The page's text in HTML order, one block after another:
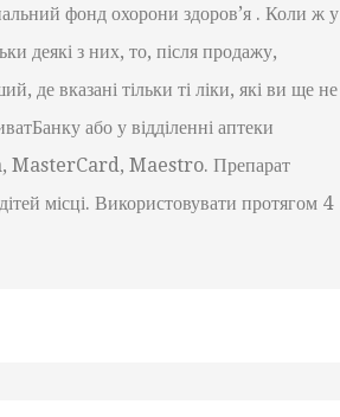
фонд охорони здоров’я . Коли ж у
деякі з них, то, після продажу,
де вказані тільки ті ліки, які ви ще не
або у відділенні аптеки
MasterCard, Maestro. Препарат
місці. Використовувати протягом 4